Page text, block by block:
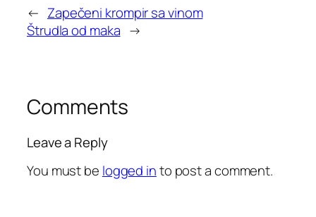
← Zapečeni krompir sa vinom
Štrudla od maka →
Comments
Leave a Reply
You must be logged into post a comment.